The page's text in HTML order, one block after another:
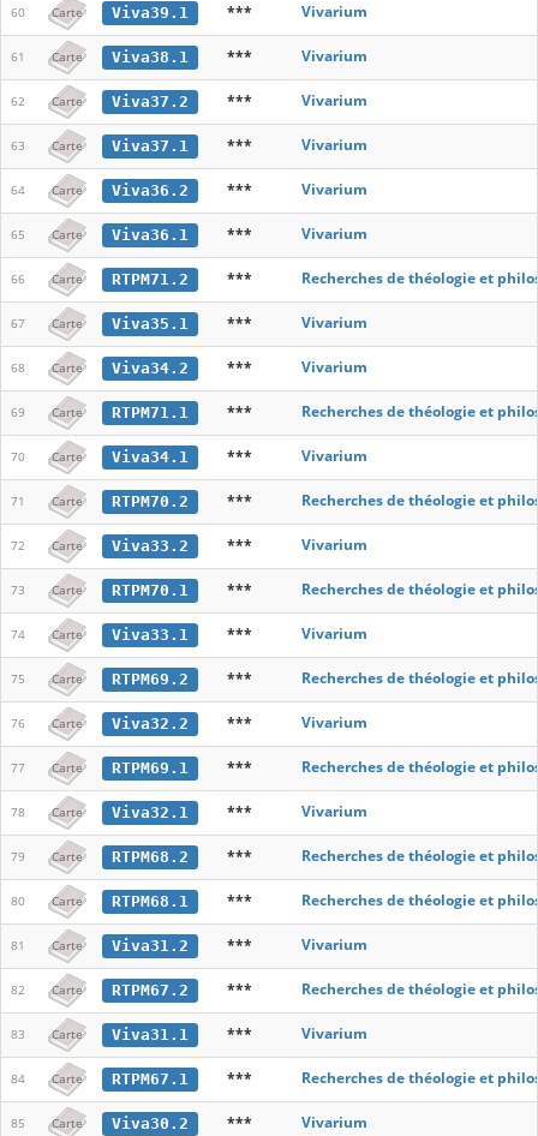
60 Carte Viva39.1 *** Vivarium
61 Carte Viva38.1 *** Vivarium
62 Carte Viva37.2 *** Vivarium
63 Carte Viva37.1 *** Vivarium
64 Carte Viva36.2 *** Vivarium
65 Carte Viva36.1 *** Vivarium
66 Carte RTPM71.2 *** Recherches de théologie et
67 Carte Viva35.1 *** Vivarium
68 Carte Viva34.2 *** Vivarium
69 Carte RTPM71.1 *** Recherches de théologie et
70 Carte Viva34.1 *** Vivarium
71 Carte RTPM70.2 *** Recherches de théologie et
72 Carte Viva33.2 *** Vivarium
73 Carte RTPM70.1 *** Recherches de théologie et
74 Carte Viva33.1 *** Vivarium
75 Carte RTPM69.2 *** Recherches de théologie et
76 Carte Viva32.2 *** Vivarium
77 Carte RTPM69.1 *** Recherches de théologie et
78 Carte Viva32.1 *** Vivarium
79 Carte RTPM68.2 *** Recherches de théologie et
80 Carte RTPM68.1 *** Recherches de théologie et
81 Carte Viva31.2 *** Vivarium
82 Carte RTPM67.2 *** Recherches de théologie et
83 Carte Viva31.1 *** Vivarium
84 Carte RTPM67.1 *** Recherches de théologie et
85 Carte Viva30.2 *** Vivarium